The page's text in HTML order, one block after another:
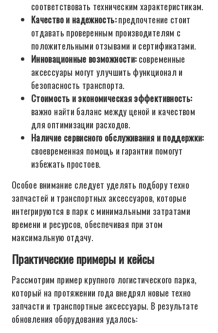
соответствовать техническим характеристикам.
Качество и надежность:предпочтение стоит
отдавать проверенным производителям с
положительными отзывами и сертификатами.
Инновационные возможности:современные
аксессуары могут улучшить функционал и
безопасность транспорта.
Стоимость и экономическая эффективность:
важно найти баланс между ценой и качеством
для оптимизации расходов.
Наличие сервисного обслуживания и поддержки:
своевременная помощь и гарантии помогут
избежать простоев.
Особое внимание следует уделять подбору техно
запчастей и транспортных аксессуаров, которые
интегрируются в парк с минимальными затратами
времени и ресурсов, обеспечивая при этом
максимальную отдачу.
Практические примеры и кейсы
Рассмотрим пример крупного логистического парка,
который на протяжении года внедрял новые техно
запчасти и транспортные аксессуары. В результате
обновления оборудования удалось: